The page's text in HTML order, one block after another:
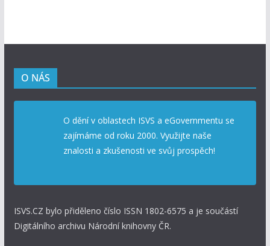
O NÁS
O dění v oblastech ISVS a eGovernmentu se
zajímáme od roku 2000. Využijte naše
znalosti a zkušenosti ve svůj prospěch!
ISVS.CZ bylo přiděleno číslo ISSN 1802-6575 a je součástí
Digitálního archivu Národní knihovny ČR.